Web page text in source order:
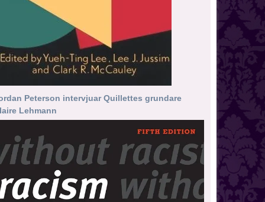
Peterson intervjuar Quillettes grundare
Lehmann